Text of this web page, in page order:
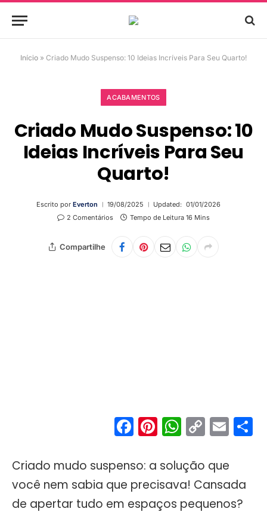
Início » Criado Mudo Suspenso: 10 Ideias Incríveis Para Seu Quarto!
ACABAMENTOS
Criado Mudo Suspenso: 10
Ideias Incríveis Para Seu
Quarto!
Escrito por Everton 19/08/2025 Updated: 01/01/2026
2 Comentários
Tempo de Leitura 16 Mins
Compartilhe
Facebook
Pinterest
Copy
Link
Criado mudo suspenso: a solução que
você nem sabia que precisava! Cansada
de apertar tudo em espaços pequenos?